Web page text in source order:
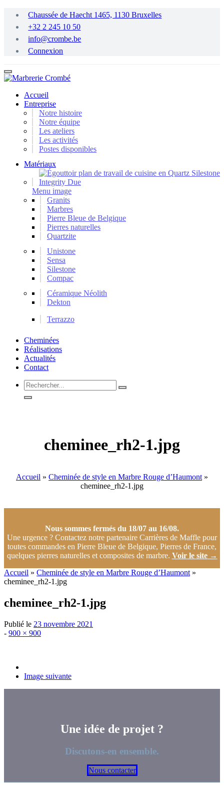
contenu
principal
Chaussée de Haecht 1465, 1130 Bruxelles
+32 2 245 10 50
info@crombe.be
Connexion
Accueil
Entreprise
Notre histoire
Notre équipe
Les ateliers
Les activités
Postes disponibles
Matériaux
Menu image
Granits
Marbres
Pierre Bleue de Belgique
Pierres naturelles
Quartzite
Unistone
Sensa
Silestone
Compac
Céramique Néolith
Dekton
Terrazzo
Cheminées
Réalisations
Actualités
Contact
Rechercher...
cheminee_rh2-1.jpg
Accueil » Cheminée de style en Marbre Rouge d’Haumont»
cheminee_rh2-1.jpg
Nous sommes fermés du 18/07 au 16/08.
Une urgence ? Contactez notre partenaire Carrières de Maffle pour
toutes commandes en Pierre Bleue de Belgique, Pierres de France,
quelques pierres naturelles et composites de marbre. Voir le site →
Accueil » Cheminée de style en Marbre Rouge d’Haumont »
cheminee_rh2-1.jpg
cheminee_rh2-1.jpg
Publié le 23 novembre 2021
- Taille
900 × 900
Image suivante
Une idée de projet ?
Discutons-en ensemble.
Nous contacter